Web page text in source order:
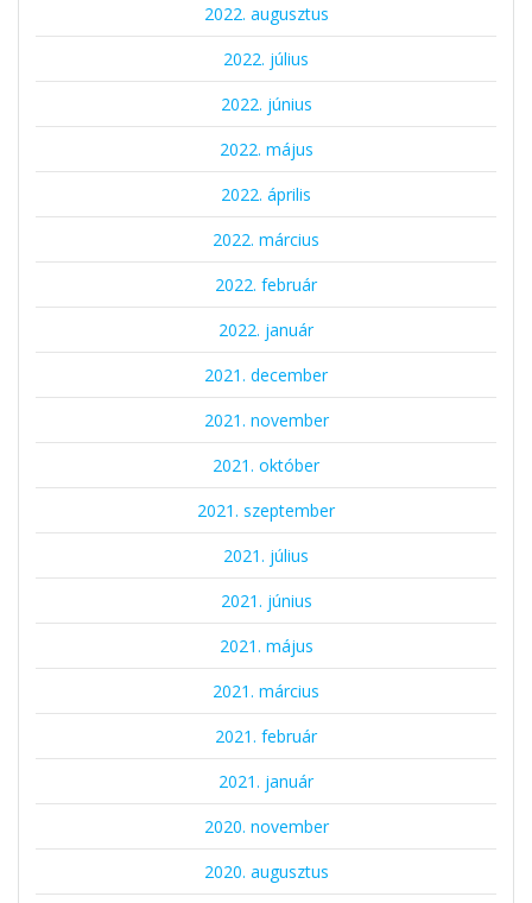
2022. augusztus
2022. július
2022. június
2022. május
2022. április
2022. március
2022. február
2022. január
2021. december
2021. november
2021. október
2021. szeptember
2021. július
2021. június
2021. május
2021. március
2021. február
2021. január
2020. november
2020. augusztus